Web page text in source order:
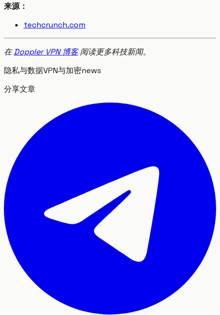
来源：
techcrunch.com
在Doppler VPN 博客阅读更多科技新闻。
隐私与数据VPN与加密news
分享文章